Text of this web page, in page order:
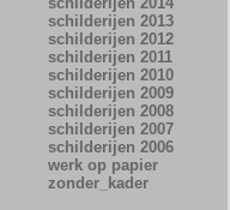
schilderijen 2013
schilderijen 2012
schilderijen 2011
schilderijen 2010
schilderijen 2009
schilderijen 2008
schilderijen 2007
schilderijen 2006
werk op papier
zonder_kader